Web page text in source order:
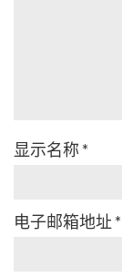
显示名称 *
电子邮箱地址 *